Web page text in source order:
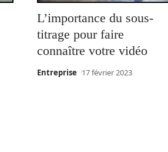
L’importance du sous-
titrage pour faire
connaître votre vidéo
Entreprise 17 février 2023